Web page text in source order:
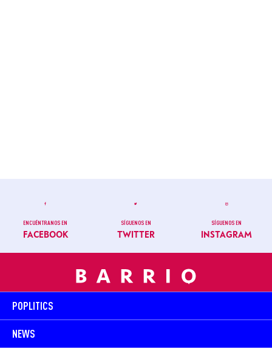
ENCUÉNTRANOS EN
FACEBOOK
SÍGUENOS EN
TWITTER
SÍGUENOS EN
INSTAGRAM
POPLITICS
NEWS